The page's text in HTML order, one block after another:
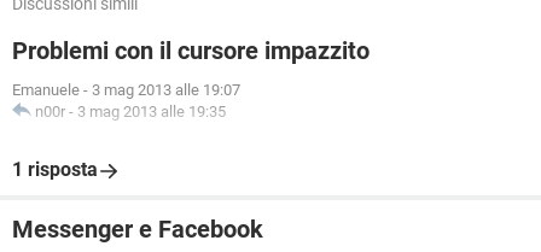
Problemi con il cursore impazzito
Emanuele - 3 mag 2013 alle 19:07
n00r - 3 mag 2013 alle 19:35
1 risposta
Messenger e Facebook